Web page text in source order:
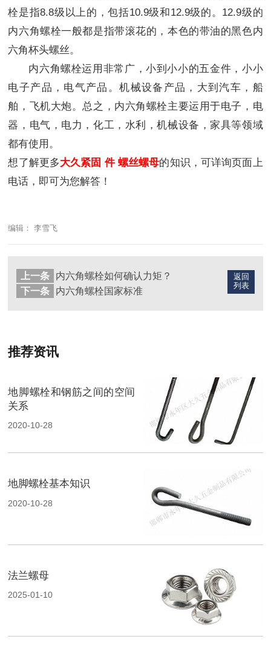
栓是指8.8级以上的，包括10.9级和12.9级的。12.9级的
内六角螺栓一般都是指带滚花的，本色的带油的黑色内
六角杯头螺丝。
内六角螺栓运用非常广，小到小小的五金件，小小
电子产品，电气产品。机械设备产品，大到汽车，船
舶，飞机大炮。总之，内六角螺栓主要运用于电子，电
器，电气，电力，化工，水利，机械设备，家具等领域
都有使用。
想了解更多大久紧固 件 螺丝螺母的知识，可详询页面上
电话，即可为您解答！
编辑： 李雪飞
返回
列表
上一条
内六角螺栓如何确认力矩？
下一条
内六角螺栓国家标准
推荐资讯
地脚螺栓和钢筋之间的空间
关系
2020-10-28
地脚螺栓基本知识
2020-10-28
法兰螺母
2025-01-10